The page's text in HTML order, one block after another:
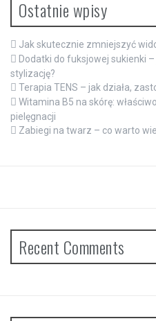
Ostatnie wpisy
Jak skutecznie zmniejszyć
Dodatki do fuksjowej sukienki
stylizację?
Terapia TENS – jak działa,
Witamina B5 na skórę:
pielęgnacji
Zabiegi na twarz – co warto
Recent Comments